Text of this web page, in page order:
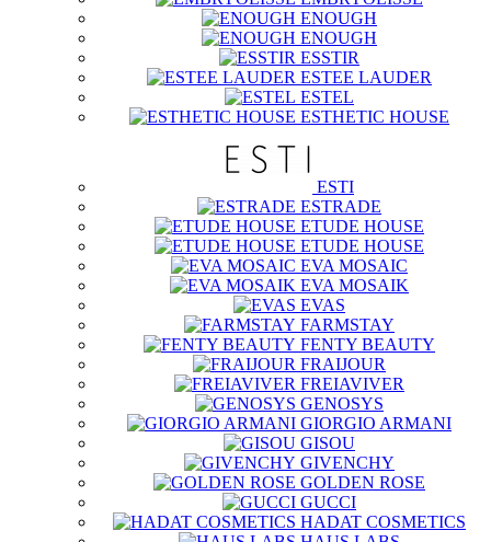
ENOUGH
ENOUGH
ESSTIR
ESTEE LAUDER
ESTEL
ESTHETIC HOUSE
ESTI
ESTRADE
ETUDE HOUSE
ETUDE HOUSE
EVA MOSAIC
EVA MOSAIK
EVAS
FARMSTAY
FENTY BEAUTY
FRAIJOUR
FREIAVIVER
GENOSYS
GIORGIO ARMANI
GISOU
GIVENCHY
GOLDEN ROSE
GUCCI
HADAT COSMETICS